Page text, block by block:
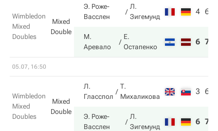
Wimbledon
Mixed
Doubles
Mixed
Double
Э. Роже-
Васслен
Л.
Зигемунд
4 6
М.
Аревало
Е.
Остапенко
6 7
05.07, 16:50
Wimbledon
Mixed
Doubles
Mixed
Double
Л.
Гласспол
Т.
Михаликова
3 6
Э. Роже-
Васслен
Л.
Зигемунд
6 7